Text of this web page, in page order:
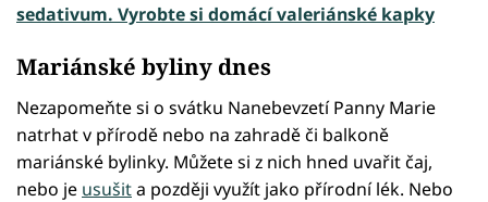
sedativum. Vyrobte si domácí valeriánské kapky
Mariánské byliny dnes
Nezapomeňte si o svátku Nanebevzetí Panny Marie
natrhat v přírodě nebo na zahradě či balkoně
mariánské bylinky. Můžete si z nich hned uvařit čaj,
nebo je usušita později využít jako přírodní lék. Nebo